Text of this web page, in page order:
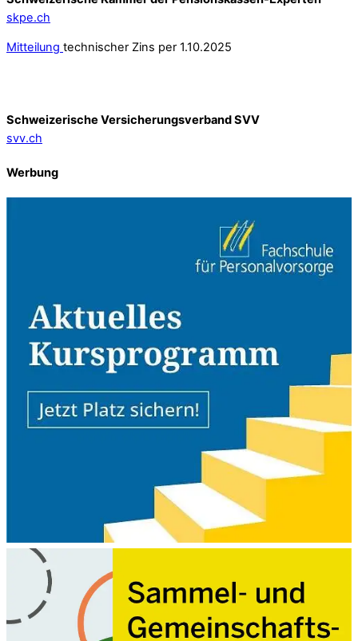
skpe.ch
Mitteilung technischer Zins per 1.10.2025
Schweizerische Versicherungsverband SVV
svv.ch
Werbung